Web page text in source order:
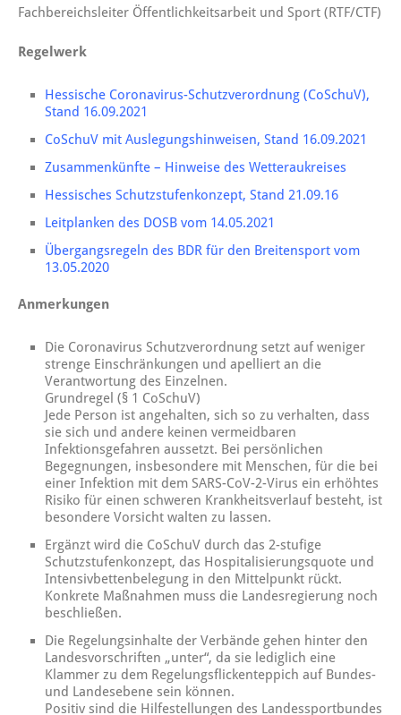
Fachbereichsleiter Öffentlichkeitsarbeit und Sport (RTF/CTF)
Regelwerk
Hessische Coronavirus-Schutzverordnung (CoSchuV),
Stand 16.09.2021
CoSchuV mit Auslegungshinweisen, Stand 16.09.2021
Zusammenkünfte – Hinweise des Wetteraukreises
Hessisches Schutzstufenkonzept, Stand 21.09.16
Leitplanken des DOSB vom 14.05.2021
Übergangsregeln des BDR für den Breitensport vom
13.05.2020
Anmerkungen
Die Coronavirus Schutzverordnung setzt auf weniger
strenge Einschränkungen und apelliert an die
Verantwortung des Einzelnen.
Grundregel (§ 1 CoSchuV)
Jede Person ist angehalten, sich so zu verhalten, dass
sie sich und andere keinen vermeidbaren
Infektionsgefahren aussetzt. Bei persönlichen
Begegnungen, insbesondere mit Menschen, für die bei
einer Infektion mit dem SARS-CoV-2-Virus ein erhöhtes
Risiko für einen schweren Krankheitsverlauf besteht, ist
besondere Vorsicht walten zu lassen.
Ergänzt wird die CoSchuV durch das 2-stufige
Schutzstufenkonzept, das Hospitalisierungsquote und
Intensivbettenbelegung in den Mittelpunkt rückt.
Konkrete Maßnahmen muss die Landesregierung noch
beschließen.
Die Regelungsinhalte der Verbände gehen hinter den
Landesvorschriften „unter“, da sie lediglich eine
Klammer zu dem Regelungsflickenteppich auf Bundes-
und Landesebene sein können.
Positiv sind die Hilfestellungen des Landessportbundes